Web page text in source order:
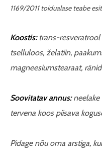
1169/2011 toidualase teabe
Koostis:trans-resveratrool
tselluloos, želatiin,
magneesiumstearaat,
Soovitatav annus:neelake
tervena koos piisava
Pidage nõu oma arstiga,